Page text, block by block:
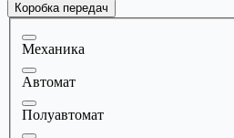
Коробка передач
Механика
Автомат
Полуавтомат